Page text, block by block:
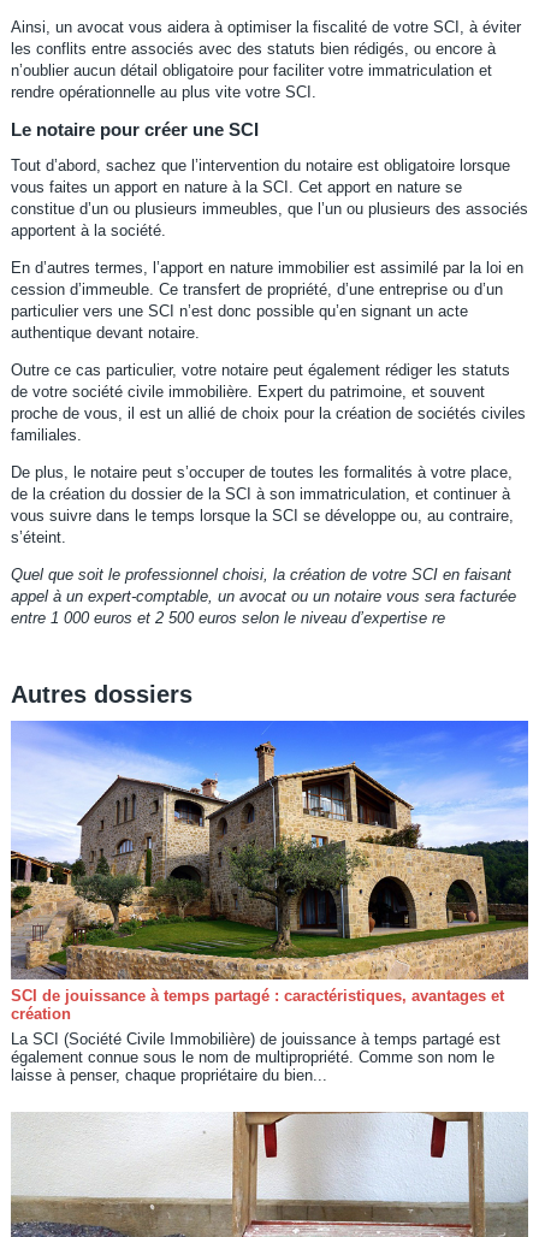
Ainsi, un avocat vous aidera à optimiser la fiscalité de votre SCI, à éviter
les conflits entre associés avec des statuts bien rédigés, ou encore à
n’oublier aucun détail obligatoire pour faciliter votre immatriculation et
rendre opérationnelle au plus vite votre SCI.
Le notaire pour créer une SCI
Tout d’abord, sachez que l’intervention du notaire est obligatoire lorsque
vous faites un apport en nature à la SCI. Cet apport en nature se
constitue d’un ou plusieurs immeubles, que l’un ou plusieurs des associés
apportent à la société.
En d’autres termes, l’apport en nature immobilier est assimilé par la loi en
cession d’immeuble. Ce transfert de propriété, d’une entreprise ou d’un
particulier vers une SCI n’est donc possible qu’en signant un acte
authentique devant notaire.
Outre ce cas particulier, votre notaire peut également rédiger les statuts
de votre société civile immobilière. Expert du patrimoine, et souvent
proche de vous, il est un allié de choix pour la création de sociétés civiles
familiales.
De plus, le notaire peut s’occuper de toutes les formalités à votre place,
de la création du dossier de la SCI à son immatriculation, et continuer à
vous suivre dans le temps lorsque la SCI se développe ou, au contraire,
s’éteint.
Quel que soit le professionnel choisi, la création de votre SCI en faisant
appel à un expert-comptable, un avocat ou un notaire vous sera facturée
entre 1 000 euros et 2 500 euros selon le niveau d’expertise re
Autres dossiers
SCI de jouissance à temps partagé : caractéristiques, avantages et
création
La SCI (Société Civile Immobilière) de jouissance à temps partagé est
également connue sous le nom de multipropriété. Comme son nom le
laisse à penser, chaque propriétaire du bien...